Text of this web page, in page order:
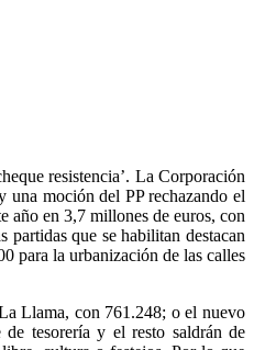
resistencia’. La Corporación
una moción del PP rechazando el
año en 3,7 millones de euros, con
que se habilitan destacan
para la urbanización de las calles
Llama, con 761.248; o el nuevo
tesorería y el resto saldrán de